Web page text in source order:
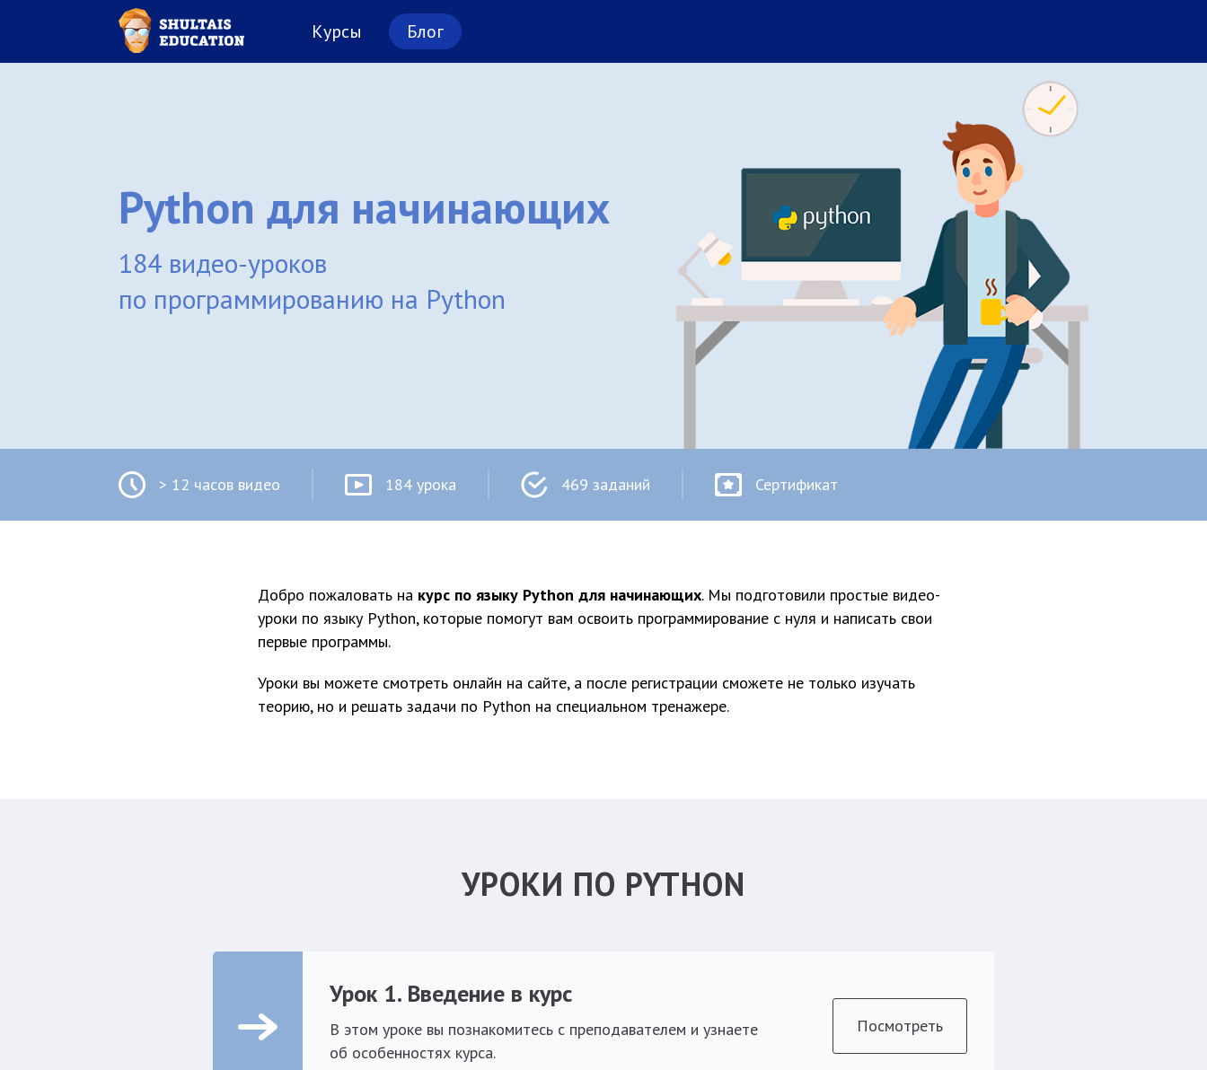
Курсы Блог
Python для начинающих
184 видео-уроков
по программированию на Python
> 12 часов видео 184 урока 469 заданий Сертификат
Добро пожаловать на курс по языку Python для начинающих. Мы подготовили простые видео-
уроки по языку Python, которые помогут вам освоить программирование с нуля и написать свои
первые программы.
Уроки вы можете смотреть онлайн на сайте, а после регистрации сможете не только изучать
теорию, но и решать задачи по Python на специальном тренажере.
УРОКИ ПО PYTHON
Урок 1. Введение в курс
В этом уроке вы познакомитесь с преподавателем и узнаете
об особенностях курса.
Посмотреть